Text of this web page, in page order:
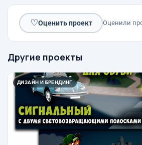
♡Оценить проект Оценили
Другие проекты
ДИЗАЙН И БРЕНДИНГ